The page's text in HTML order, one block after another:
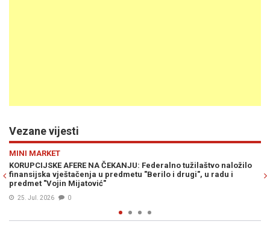
Vezane vijesti
naložilo
i
VIJESTI
VELIKA AKCIJA FEDERALNE POLICIJE: Po nalogu POSKOK-
se ključni dokumenti za Donju Jablanicu
28. Maj 2026